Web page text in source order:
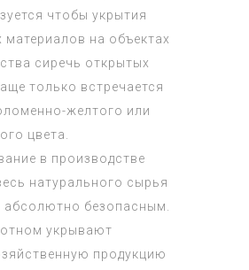
чтобы укрытия
материалов на объектах
сиречь открытых
только встречается
желтого или
цвета.
в производстве
натурального сырья
абсолютно безопасным.
укрывают
продукцию